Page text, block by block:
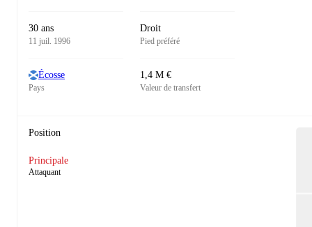
30 ans
11 juil. 1996
Droit
Pied préféré
Écosse
Pays
1,4 M €
Valeur de transfert
Position
Principale
Attaquant